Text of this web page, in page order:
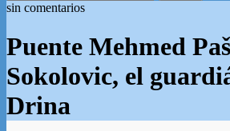
sin comentarios
Puente Mehmed
Sokolovic, el
Drina